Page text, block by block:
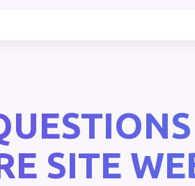
SITE